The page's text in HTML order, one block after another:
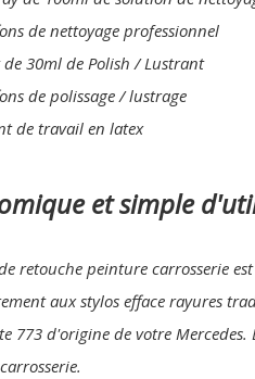
de nettoyage professionnel
de 30ml de Polish / Lustrant
de polissage / lustrage
de travail en latex
et simple
retouche peinture carrosserie
aux stylos efface rayures
773 d'origine de votre